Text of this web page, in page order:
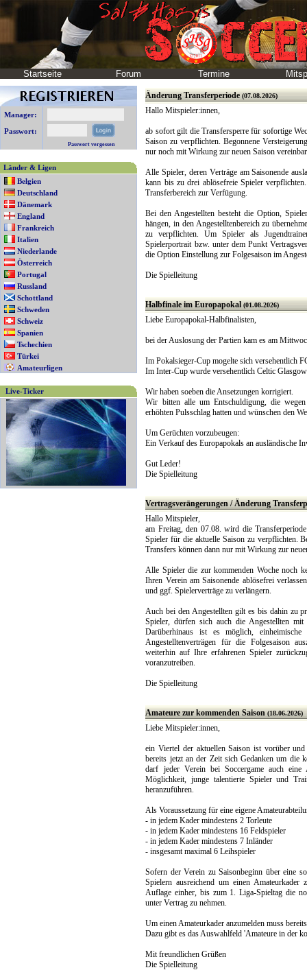
Startseite Forum Termine
Manager:
Passwort:
Passwort vergessen
Länder & Ligen
Belgien
Deutschland
Dänemark
England
Frankreich
Italien
Niederlande
Österreich
Portugal
Russland
Schottland
Schweden
Schweiz
Spanien
Tschechien
Türkei
Amateurligen
Live-Ticker
Änderung Transferperiode (07.08.2026)
Hallo Mitspieler:innen,
ab sofort gilt die Transfersperre für sofortige
Saison zu verpflichten. Begonnene
nur noch mit Wirkung zur neuen Saison
Alle Spieler, deren Verträge am Saisonende
kann bis zu drei ablösefreie Spieler
Transferbereich zur Verfügung.
Bei den Angestellten besteht die Option,
hängen, in den Angestelltenbereich zu
zu verpflichten. Um Spieler als
Spielerportrait bzw. unter dem Punkt
die Option Einstellung zur Folgesaison im
Die Spielleitung
Halbfinale im Europapokal(01.08.2026)
Liebe Europapokal-Halbfinalisten,
bei der Auslosung der Partien kam es am
Im Pokalsieger-Cup mogelte sich versehentlich
Im Inter-Cup wurde versehentlich Celtic
Wir haben soeben die Ansetzungen korrigiert.
Wir bitten alle um Entschuldigung, die
erhöhten Pulsschlag hatten und wünschen den
Um Gerüchten vorzubeugen:
Ein Verkauf des Europapokals an ausländische
Gut Leder!
Die Spielleitung
Vertragsverängerungen / Änderung
Hallo Mitspieler,
am Freitag, den 07.08. wird die
Spieler für die aktuelle Saison zu verpflichten.
Transfers können dann nur mit Wirkung zur
Alle Spieler die zur kommenden Woche noch
Ihren Verein am Saisonende ablösefrei
und ggf. Spielerverträge zu verlängern.
Auch bei den Angestellten gilt es bis dahin zu
Spieler, dürfen sich auch die Angestellten mit
Darüberhinaus ist es möglich,
Angestelltenverträgen für die Folgesaison
weiterhin auf Ihre erfahrenen Spieler
voranzutreiben.
Die Spielleitung
Amateure zur kommenden Saison (18.06.2026)
Liebe Mitspieler:innen,
ein Viertel der aktuellen Saison ist vorüber
bereits jetzt an der Zeit sich Gedanken um die
darf jeder Verein bei Soccergame auch eine
Möglichkeit, junge talentierte Spieler und
heranzuführen.
Als Voraussetzung für eine eigene
- in jedem Kader mindestens 2 Torleute
- in jedem Kader mindestens 16 Feldspieler
- in jedem Kader mindestens 7 Inländer
- insgesamt maximal 6 Leihspieler
Sofern der Verein zu Saisonbeginn über eine
Spielern ausreichend um einen
Auflage einher, bis zum 1. Liga-Spieltag die
unter Vertrag zu nehmen.
Um einen Amateurkader anzumelden muss
Dazu gibt es das Auswahlfeld 'Amateure in der
Mit freundlichen Grüßen
Die Spielleitung